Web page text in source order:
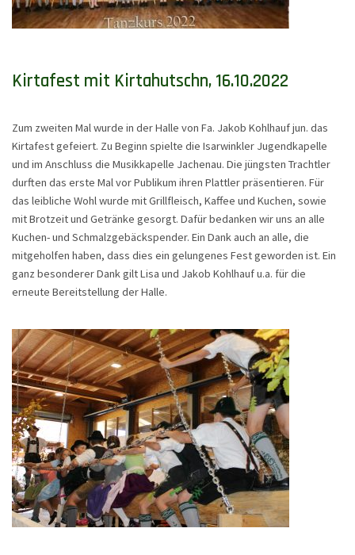
Kirtafest mit Kirtahutschn, 16.10.2022
Zum zweiten Mal wurde in der Halle von Fa. Jakob Kohlhauf jun. das
Kirtafest gefeiert. Zu Beginn spielte die Isarwinkler Jugendkapelle
und im Anschluss die Musikkapelle Jachenau. Die jüngsten Trachtler
durften das erste Mal vor Publikum ihren Plattler präsentieren. Für
das leibliche Wohl wurde mit Grillfleisch, Kaffee und Kuchen, sowie
mit Brotzeit und Getränke gesorgt. Dafür bedanken wir uns an alle
Kuchen- und Schmalzgebäckspender. Ein Dank auch an alle, die
mitgeholfen haben, dass dies ein gelungenes Fest geworden ist. Ein
ganz besonderer Dank gilt Lisa und Jakob Kohlhauf u.a. für die
erneute Bereitstellung der Halle.